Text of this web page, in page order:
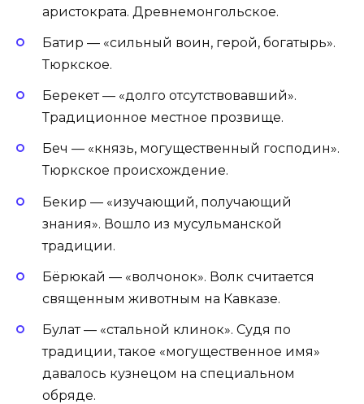
аристократа. Древнемонгольское.
Батир — «сильный воин, герой, богатырь».
Тюркское.
Берекет — «долго отсутствовавший».
Традиционное местное прозвище.
Беч — «князь, могущественный господин».
Тюркское происхождение.
Бекир — «изучающий, получающий
знания». Вошло из мусульманской
традиции.
Бёрюкай — «волчонок». Волк считается
священным животным на Кавказе.
Булат — «стальной клинок». Судя по
традиции, такое «могущественное имя»
давалось кузнецом на специальном
обряде.